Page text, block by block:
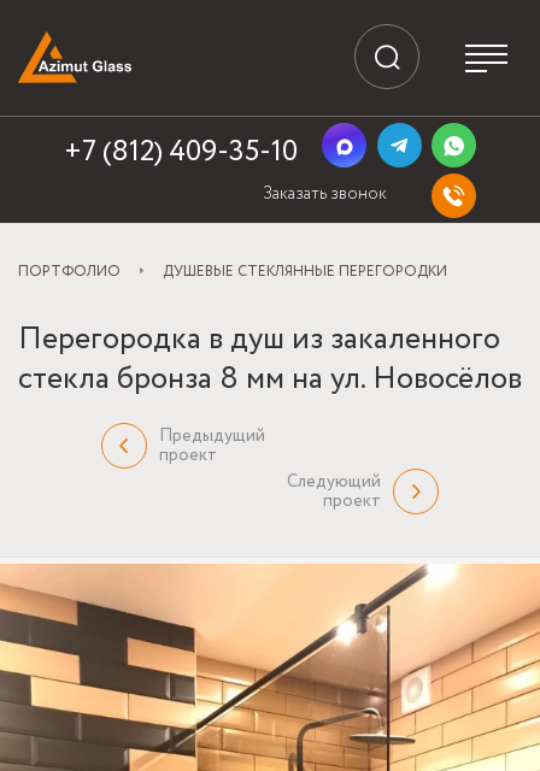
+7 (812) 409-35-10
Заказать звонок
ПОРТФОЛИО ДУШЕВЫЕ СТЕКЛЯННЫЕ ПЕРЕГОРОДКИ
Перегородка в душ из закаленного
стекла бронза 8 мм на ул. Новосёлов
Предыдущий
проект
Следующий
проект